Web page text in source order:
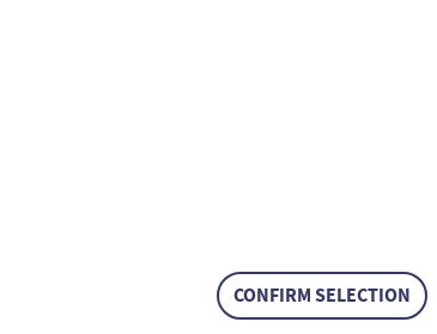
CONFIRM SELECTION